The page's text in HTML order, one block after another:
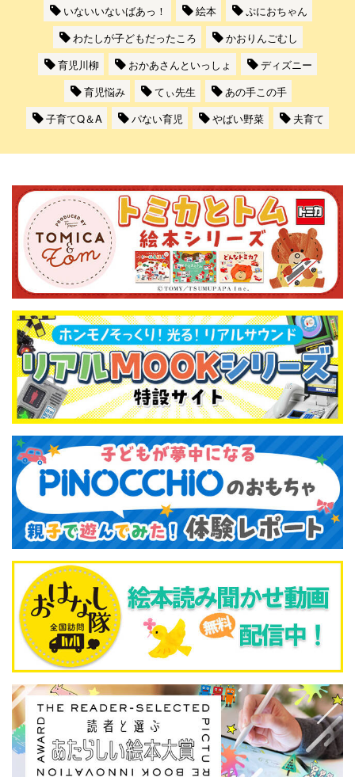
いないいないばあっ！ 絵本
ぷにおちゃん
わたしが子どもだったころ
かおりんごむし
育児川柳
おかあさんといっしょ
ディズニー
育児悩み
てぃ先生
あの手この手
子育てQ＆A
パない育児 やばい野菜 夫育て